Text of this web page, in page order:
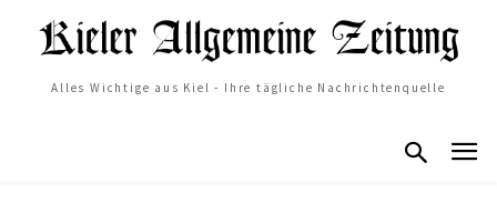
Alles Wichtige aus Kiel - Ihre tägliche Nachrichtenquelle